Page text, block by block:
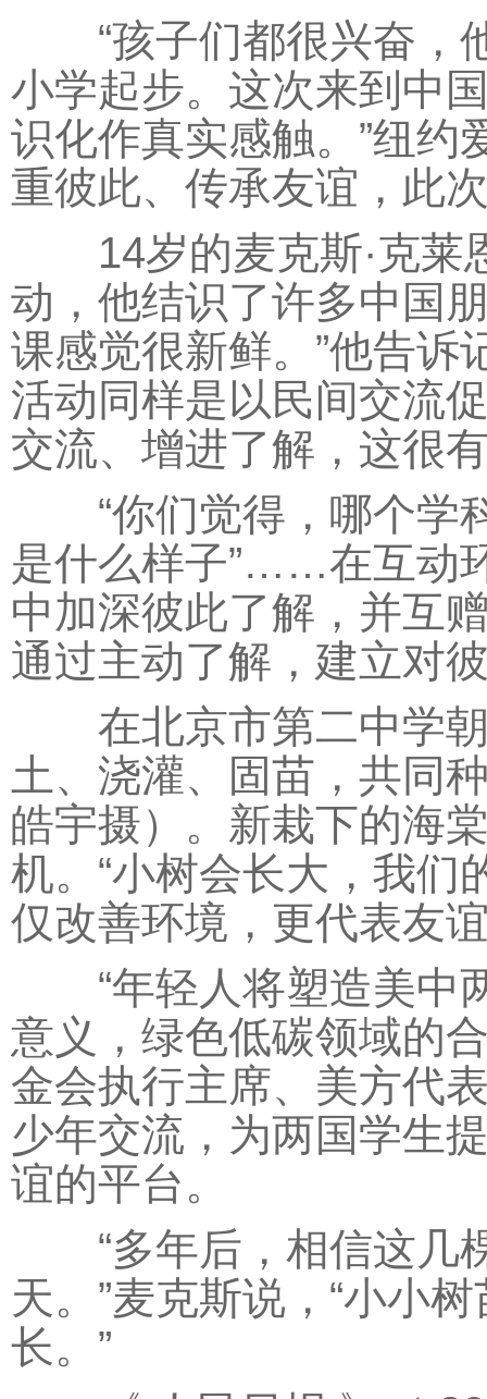
“孩子们都很兴奋，
小学起步。这次来到中
识化作真实感触。”纽约
重彼此、传承友谊，此
14岁的麦克斯·克莱
动，他结识了许多中国
课感觉很新鲜。”他告诉
活动同样是以民间交流
交流、增进了解，这很
“你们觉得，哪个学科
是什么样子”……在互动
中加深彼此了解，并互
通过主动了解，建立对
在北京市第二中学朝
土、浇灌、固苗，共同
皓宇摄）。新栽下的海
机。“小树会长大，我们
仅改善环境，更代表友
“年轻人将塑造美中
意义，绿色低碳领域的
金会执行主席、美方代
少年交流，为两国学生
谊的平台。
“多年后，相信这几
天。”麦克斯说，“小小
长。”